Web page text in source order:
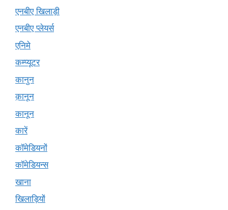
एनबीए खिलाड़ी
एनबीए प्लेयर्स
एनिमे
कम्प्यूटर
कानुन
क़ानून
कानून
कारें
कॉमेडियनों
कॉमेडियन्स
खाना
खिलाड़ियों